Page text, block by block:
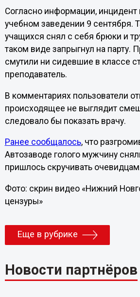
Согласно информации,
учебном заведении 9 сентября.
учащихся снял с себя брюки и
таком виде запрыгнул на парту.
смутили ни сидевшие в классе
преподаватель.
В комментариях пользователи
происходящее не выглядит
следовало бы показать врачу.
Ранее сообщалось, что
Автозаводе голого мужчину
пришлось скручивать
Фото: скрин видео «Нижний
цензуры»
Еще в рубрике
Новости партнёров